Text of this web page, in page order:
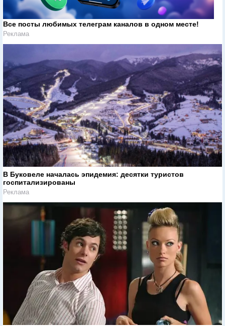
Все посты любимых телеграм каналов в одном месте!
Реклама
В Буковеле началась эпидемия: десятки туристов
госпитализированы
Реклама